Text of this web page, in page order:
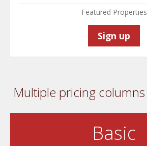
Featured Properties
Sign up
Multiple pricing columns
Basic